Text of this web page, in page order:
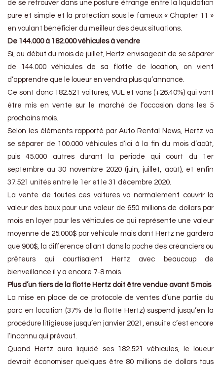
de se retrouver dans une posture étrange entre la liquidation
pure et simple et la protection sous le fameux « Chapter 11 »
en voulant bénéficier du meilleur des deux situations.
De 144.000 à 182.000 véhicules à vendre
Si, au début du mois de juillet, Hertz envisageait de se séparer
de 144.000 véhicules de sa flotte de location, on vient
d’apprendre que le loueur en vendra plus qu’annoncé.
Ce sont donc 182.521 voitures, VUL et vans (+26.40%) qui vont
être mis en vente sur le marché de l’occasion dans les 5
prochains mois.
Selon les éléments rapporté par Auto Rental News, Hertz va
se séparer de 100.000 véhicules d’ici à la fin du mois d’août,
puis 45.000 autres durant la période qui court du 1er
septembre au 30 novembre 2020 (juin, juillet, août), et enfin
37.521 unités entre le 1er et le 31 décembre 2020.
La vente de toutes ces voitures va normalement couvrir la
valeur des baux pour une valeur de 650 millions de dollars par
mois en loyer pour les véhicules ce qui représente une valeur
moyenne de 25.000$ par véhicule mais dont Hertz ne gardera
que 900$, la différence allant dans la poche des créanciers ou
prêteurs qui courtisaient Hertz avec beaucoup de
bienveillance il y a encore 7-8 mois.
Plus d’un tiers de la flotte Hertz doit être vendue avant 5 mois
La mise en place de ce protocole de ventes d’une partie du
parc en location (37% de la flotte Hertz) suspend jusqu’en la
procédure litigieuse jusqu’en janvier 2021, ensuite c’est encore
l’inconnu qui prévaut.
Quand Hertz aura liquidé ses 182.521 véhicules, le loueur
devrait économiser quelques être 80 millions de dollars tous